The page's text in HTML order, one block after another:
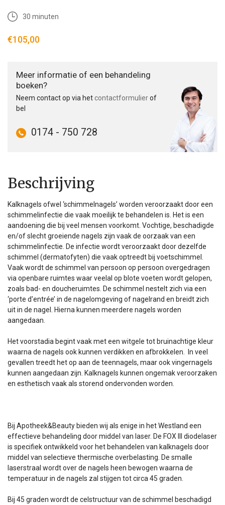
30 minuten
€105,00
Meer informatie of een behandeling
boeken?
Neem contact op via hetcontactformulierof
bel
0174 - 750 728
Beschrijving
Kalknagels ofwel ‘schimmelnagels’ worden veroorzaakt door een
schimmelinfectie die vaak moeilijk te behandelen is. Het is een
aandoening die bij veel mensen voorkomt. Vochtige, beschadigde
en/of slecht groeiende nagels zijn vaak de oorzaak van een
schimmelinfectie. De infectie wordt veroorzaakt door dezelfde
schimmel (dermatofyten) die vaak optreedt bij voetschimmel.
Vaak wordt de schimmel van persoon op persoon overgedragen
via openbare ruimtes waar veelal op blote voeten wordt gelopen,
zoals bad- en doucheruimtes. De schimmel nestelt zich via een
‘porte d'entrée’ in de nagelomgeving of nagelrand en breidt zich
uit in de nagel. Hierna kunnen meerdere nagels worden
aangedaan.
Het voorstadia begint vaak met een witgele tot bruinachtige kleur
waarna de nagels ook kunnen verdikken en afbrokkelen. In veel
gevallen treedt het op aan de teennagels, maar ook vingernagels
kunnen aangedaan zijn. Kalknagels kunnen ongemak veroorzaken
en esthetisch vaak als storend ondervonden worden.
Bij Apotheek&Beauty bieden wij als enige in het Westland een
effectieve behandeling door middel van laser. De FOX III diodelaser
is specifiek ontwikkeld voor het behandelen van kalknagels door
middel van selectieve thermische overbelasting. De smalle
laserstraal wordt over de nagels heen bewogen waarna de
temperatuur in de nagels zal stijgen tot circa 45 graden.
Bij 45 graden wordt de celstructuur van de schimmel beschadigd